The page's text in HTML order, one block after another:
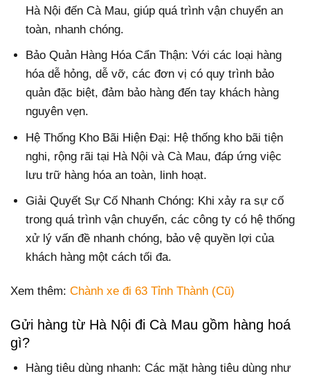
Hà Nội đến Cà Mau, giúp quá trình vận chuyển an
toàn, nhanh chóng.
Bảo Quản Hàng Hóa Cẩn Thận: Với các loại hàng
hóa dễ hỏng, dễ vỡ, các đơn vị có quy trình bảo
quản đặc biệt, đảm bảo hàng đến tay khách hàng
nguyên vẹn.
Hệ Thống Kho Bãi Hiện Đại: Hệ thống kho bãi tiện
nghi, rộng rãi tại Hà Nội và Cà Mau, đáp ứng việc
lưu trữ hàng hóa an toàn, linh hoạt.
Giải Quyết Sự Cố Nhanh Chóng: Khi xảy ra sự cố
trong quá trình vận chuyển, các công ty có hệ thống
xử lý vấn đề nhanh chóng, bảo vệ quyền lợi của
khách hàng một cách tối đa.
Xem thêm: Chành xe đi 63 Tỉnh Thành (Cũ)
Gửi hàng từ Hà Nội đi Cà Mau gồm hàng hoá
gì?
Hàng tiêu dùng nhanh: Các mặt hàng tiêu dùng như